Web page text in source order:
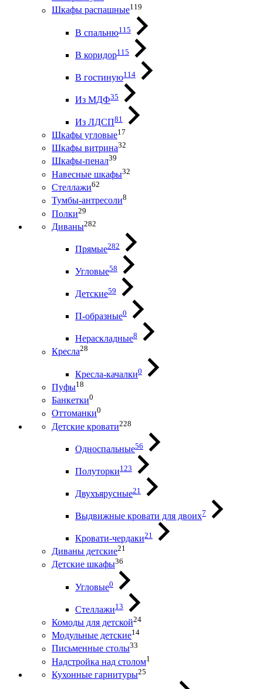
Шкафы распашные119
В спальню115
В коридор115
В гостиную114
Из МДФ35
Из ЛДСП81
Шкафы угловые17
Шкафы витрина32
Шкафы-пенал39
Навесные шкафы32
Стеллажи62
Тумбы-антресоли8
Полки29
Диваны282
Прямые282
Угловые58
Детские59
П-образные0
Нераскладные8
Кресла28
Кресла-качалки0
Пуфы18
Банкетки0
Оттоманки0
Детские кровати228
Односпальные56
Полуторки123
Двухъярусные21
Выдвижные кровати для двоих7
Кровати-чердаки21
Диваны детские21
Детские шкафы36
Угловые0
Стеллажи13
Комоды для детской24
Модульные детские14
Письменные столы33
Надстройка над столом1
Кухонные гарнитуры25